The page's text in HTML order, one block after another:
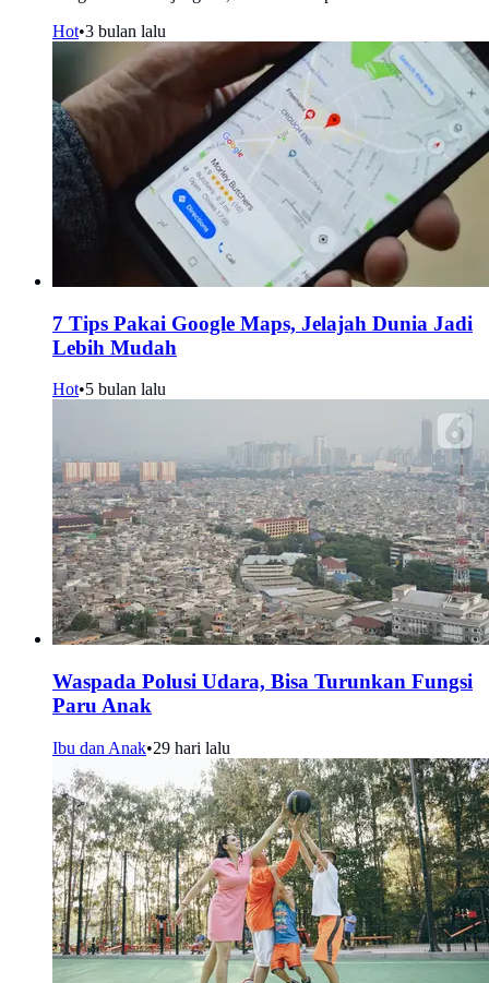
Hot•3 bulan lalu
7 Tips Pakai Google Maps, Jelajah Dunia Jadi
Lebih Mudah
Hot•5 bulan lalu
Waspada Polusi Udara, Bisa Turunkan Fungsi
Paru Anak
Ibu dan Anak•29 hari lalu